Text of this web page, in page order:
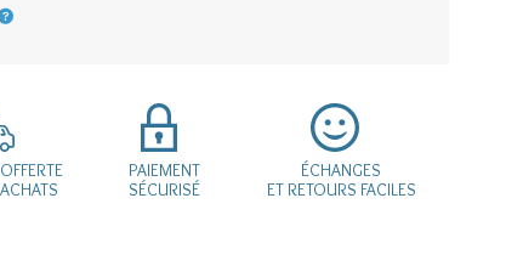
PAIEMENT
SÉCURISÉ
ÉCHANGES
ET RETOURS FACILES